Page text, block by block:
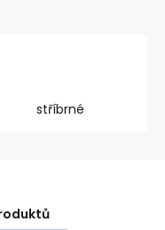
stříbrné